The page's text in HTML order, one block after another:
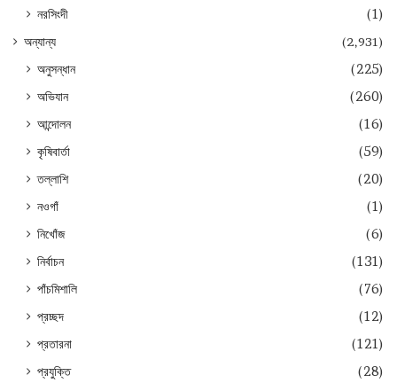
নরসিংদী (1)
অন্যান্য (2,931)
অনুসন্ধান
(225)
অভিযান
(260)
আন্দোলন
(16)
কৃষিবার্তা
(59)
তল্লাশি
(20)
নওগাঁ
(1)
নিখোঁজ
(6)
নির্বাচন
(131)
পাঁচমিশালি
(76)
প্রচ্ছদ
(12)
প্রতারনা
(121)
প্রযুক্তি
(28)